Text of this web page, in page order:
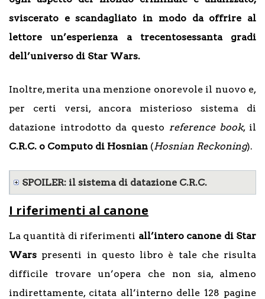
sviscerato e scandagliato in modo da offrire al
lettore un’esperienza a trecentosessanta gradi
dell’universo di Star Wars.
Inoltre, merita una menzione onorevole il nuovo e,
per certi versi, ancora misterioso sistema di
datazione introdotto da questo reference book, il
C.R.C. o Computo di Hosnian (Hosnian Reckoning).
SPOILER: il sistema di datazione C.R.C.
I riferimenti al canone
La quantità di riferimenti all’intero canone di Star
Wars presenti in questo libro è tale che risulta
difficile trovare un’opera che non sia, almeno
indirettamente, citata all’interno delle 128 pagine